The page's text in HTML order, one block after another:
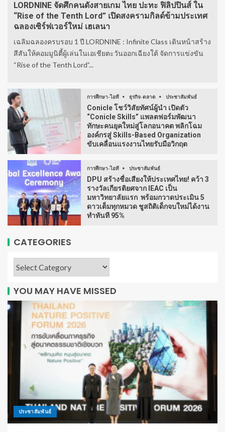
LORDNINE จัดศึกคนดังสายเกม ไทย ปะทะ ฟิลิปปินส์ ใน
“Rise of the Tenth Lord” เปิดสงครามกิลด์ข้ามประเทศ
ฉลองเซิร์ฟเวอร์ใหม่ เฮเลนา
เฉลิมฉลองครบรอบ 1 ปี LORDNINE : Infinite Class เดินหน้าสร้าง
สีสันให้คอมมูนิตี้ผู้เล่นในเอเชียตะวันออกเฉียงใต้ จัดการแข่งขัน
“Rise of the Tenth Lord”...
การศึกษา-ไอที ธุรกิจ-ตลาด ประชาสัมพันธ์
Conicle โชว์วิสัยทัศน์ผู้นำ เปิดตัว
“Conicle Skills” แพลตฟอร์มพัฒนา
ทักษะคนยุคใหม่สู่โลกอนาคต พลิกโฉม
องค์กรสู่ Skills-Based Organization
ขับเคลื่อนแรงงานไทยรับมือวิกฤต
การศึกษา-ไอที ประชาสัมพันธ์
DPU สร้างชื่อเสียงให้ประเทศไทย! คว้า 3
รางวัลเกียรติยศจาก IEAC เป็น
มหาวิทยาลัยแรก พร้อมกวาดประเมิน 5
ดาวเต็มทุกหมวด ชูสถิติเด็กจบใหม่ได้งาน
ทำทันที 95%
CATEGORIES
YOU MAY HAVE MISSED
ประชาสัมพันธ์